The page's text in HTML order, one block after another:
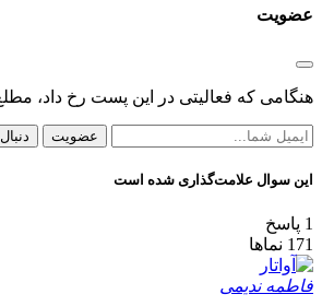
عضویت
هنگامی که فعالیتی در این پست رخ داد،
عضویت
این سوال علامت‌گذاری شده است
1 پاسخ
171 نماها
فاطمه ندیمی